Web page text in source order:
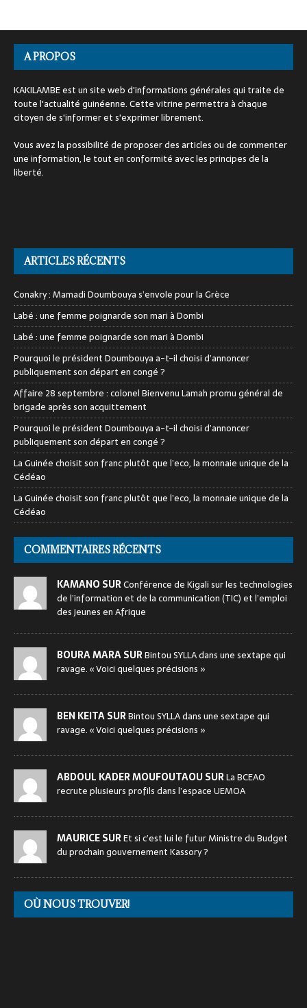
A PROPOS
KAKILAMBE est un site web d'informations générales qui traite de
toute l'actualité guinéenne. Cette vitrine permettra à chaque
citoyen de s'informer et s'exprimer librement.
Vous avez la possibilité de proposer des articles ou de commenter
une information, le tout en conformité avec les principes de la
liberté.
ARTICLES RÉCENTS
Conakry : Mamadi Doumbouya s’envole pour la Grèce
Labé : une femme poignarde son mari à Dombi
Labé : une femme poignarde son mari à Dombi
Pourquoi le président Doumbouya a-t-il choisi d’annoncer
publiquement son départ en congé ?
Affaire 28 septembre : colonel Bienvenu Lamah promu général de
brigade après son acquittement
Pourquoi le président Doumbouya a-t-il choisi d’annoncer
publiquement son départ en congé ?
La Guinée choisit son franc plutôt que l’eco, la monnaie unique de la
Cédéao
La Guinée choisit son franc plutôt que l’eco, la monnaie unique de la
Cédéao
COMMENTAIRES RÉCENTS
KAMANO SURConférence de Kigali sur les technologies
de l’information et de la communication (TIC) et l’emploi
des jeunes en Afrique
BOURA MARA SURBintou SYLLA dans une sextape qui
ravage. « Voici quelques précisions »
BEN KEITA SURBintou SYLLA dans une sextape qui
ravage. « Voici quelques précisions »
ABDOUL KADER MOUFOUTAOU SURLa BCEAO
recrute plusieurs profils dans l’espace UEMOA
MAURICE SUREt si c’est lui le futur Ministre du Budget
du prochain gouvernement Kassory ?
OÙ NOUS TROUVER!